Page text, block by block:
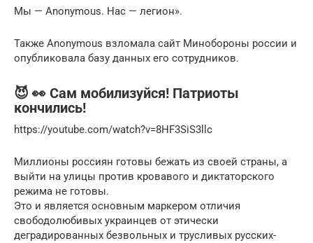
Мы — Anonymous. Нас — легион».
Также Anonymous взломала сайт Минобороны россии и
опубликовала базу данных его сотрудников.
😈 👀 Сам мобилизуйся! Патриоты
кончились!
https://youtube.com/watch?v=8HF3SiS3llc
Миллионы россиян готовы бежать из своей страны, а
выйти на улицы против кровавого и диктаторского
режима не готовы.
Это и является основным маркером отличия
свободолюбивых украинцев от этически
деградированных безвольных и трусливых русских-